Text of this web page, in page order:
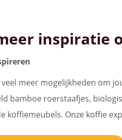
inspiratie
veel meer mogelijkheden om
bamboe roerstaafjes,
koffiemeubels. Onze koffie